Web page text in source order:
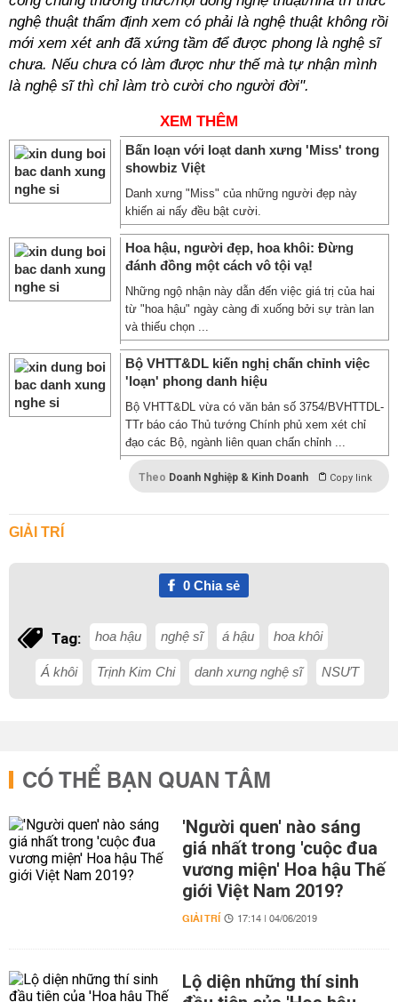
nghệ thuật thẩm định xem có phải là nghệ thuật không rồi
mới xem xét anh đã xứng tầm để được phong là nghệ sĩ
chưa. Nếu chưa có làm được như thế mà tự nhận mình
là nghệ sĩ thì chỉ làm trò cười cho người đời".
XEM THÊM
Bấn loạn với loạt danh xưng 'Miss' trong
showbiz Việt
Danh xưng "Miss" của những người đẹp này
khiến ai nấy đều bật cười.
Hoa hậu, người đẹp, hoa khôi: Đừng
đánh đồng một cách vô tội vạ!
Những ngộ nhận này dẫn đến việc giá trị của hai
từ "hoa hậu" ngày càng đi xuống bởi sự tràn lan
và thiếu chọn ...
Bộ VHTT&DL kiến nghị chấn chỉnh việc
'loạn' phong danh hiệu
Bộ VHTT&DL vừa có văn bản số 3754/BVHTTDL-
TTr báo cáo Thủ tướng Chính phủ xem xét chỉ
đạo các Bộ, ngành liên quan chấn chỉnh ...
Theo Doanh Nghiệp & Kinh Doanh Copy link
GIẢI TRÍ
0Chia sẻ
Tag: hoa hậu nghệ sĩ á hậu hoa khôi
Á khôi Trịnh Kim Chi danh xưng nghệ sĩ NSƯT
CÓ THỂ BẠN QUAN TÂM
'Người quen' nào sáng
giá nhất trong 'cuộc đua
vương miện' Hoa hậu Thế
giới Việt Nam 2019?
GIẢI TRÍ 17:14 | 04/06/2019
Lộ diện những thí sinh